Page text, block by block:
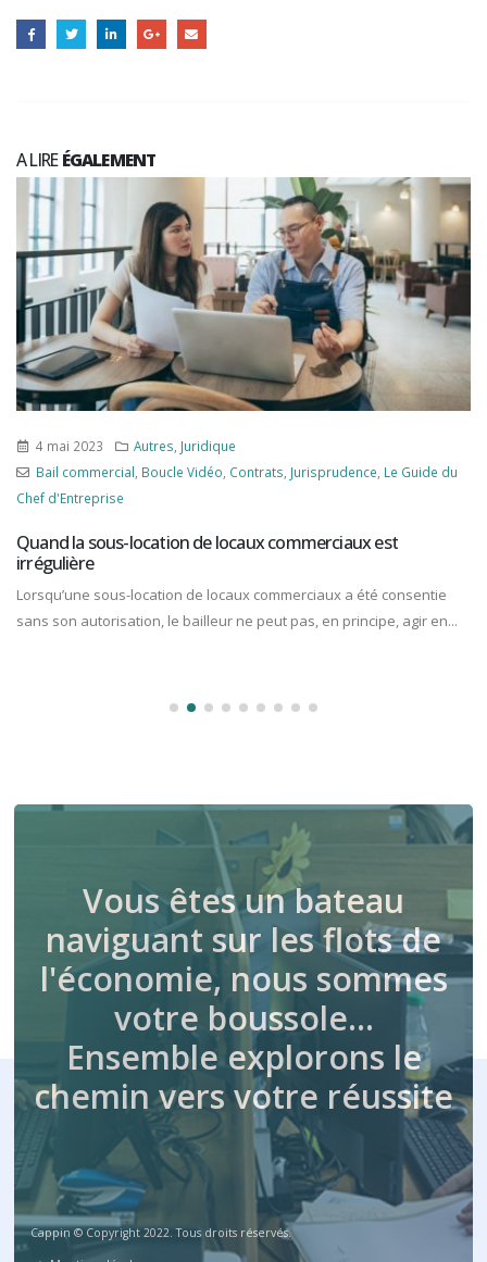
A LIREÉGALEMENT
4 mai 2023 Autres Juridique
Bail commercial Boucle Vidéo Contrats Jurisprudence Le Guide du
Chef d'Entreprise
Quand la sous-location de locaux commerciaux est
irrégulière
Lorsqu’une sous-location de locaux commerciaux a été consentie
sans son autorisation, le bailleur ne peut pas, en principe, agir en...
Vous êtes un bateau
naviguant sur les flots de
l'économie, nous sommes
votre boussole…
Ensemble explorons le
chemin vers votre réussite
Cappin © Copyright 2022. Tous droits réservés.